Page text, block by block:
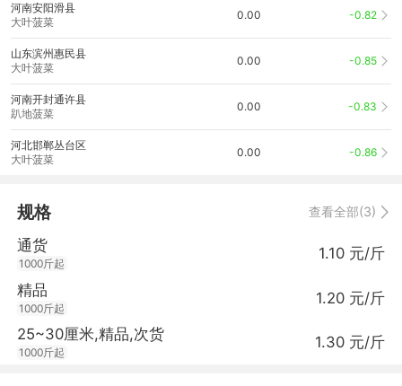
河南安阳滑县
大叶菠菜
0.00 -0.82
山东滨州惠民县
大叶菠菜
0.00 -0.85
河南开封通许县
趴地菠菜
0.00 -0.83
河北邯郸丛台区
大叶菠菜
0.00 -0.86
规格 查看全部(3)
通货
1000斤起
1.10 元/斤
精品
1000斤起
1.20 元/斤
25~30厘米,精品,次货
1000斤起
1.30 元/斤